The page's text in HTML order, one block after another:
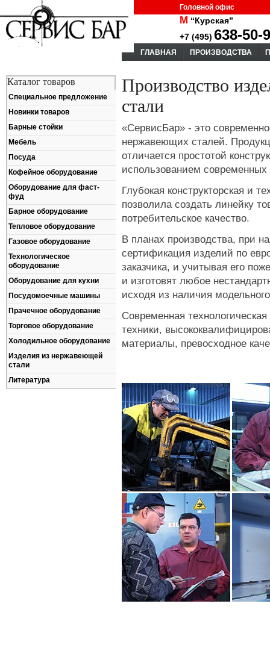
Головной офис
М “Курская”
+7 (495) 638-50-
ГЛАВНАЯ ПРОИЗВОДСТВА
Производство
стали
«СервисБар» - это
нержавеющих сталей.
отличается простотой
использованием
Глубокая конструкторская и
позволила создать линейку
потребительское качество.
В планах производства, при
сертификация изделий по
заказчика, и учитывая его
и изготовят любое
исходя из наличия
Современная
техники,
материалы, превосходное
Каталог товаров
Специальное предложение
Новинки товаров
Барные стойки
Мебель
Посуда
Кофейное оборудование
Оборудование для фаст-
фуд
Барное оборудование
Тепловое оборудование
Газовое оборудование
Технологическое
оборудование
Оборудование для кухни
Посудомоечные машины
Прачечное оборудование
Торговое оборудование
Холодильное оборудование
Изделия из нержавеющей
стали
Литература